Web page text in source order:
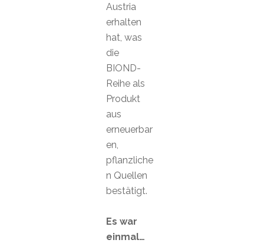
Austria
erhalten
hat, was
die
BIOND-
Reihe als
Produkt
aus
erneuerbar
en,
pflanzliche
n Quellen
bestätigt.
Es war
einmal…